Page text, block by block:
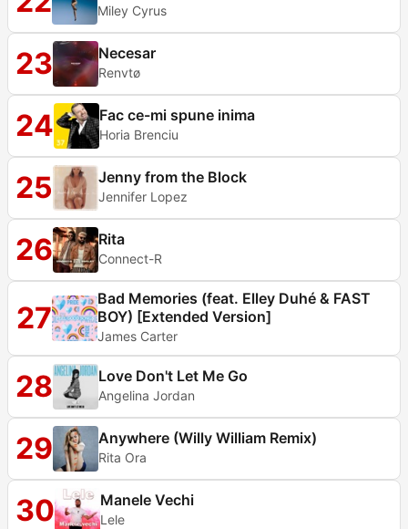
Miley Cyrus
23 Necesar
Renvtø
24 Fac ce-mi spune inima
Horia Brenciu
25 Jenny from the Block
Jennifer Lopez
26 Rita
Connect-R
27
Bad Memories (feat. Elley Duhé & FAST
BOY) [Extended Version]
James Carter
28 Love Don't Let Me Go
Angelina Jordan
29 Anywhere (Willy William Remix)
Rita Ora
30 Manele Vechi
Lele